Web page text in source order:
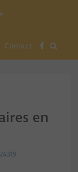
Contact
en